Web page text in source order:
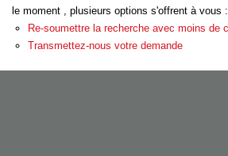
NOTRE AGENCE
le moment , plusieurs options s'offrent à vous :
Re-soumettre la recherche avec moins de
Transmettez-nous votre demande